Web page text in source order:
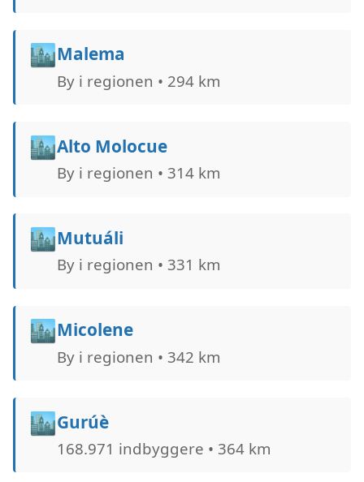
🏙️Malema
By i regionen • 294 km
🏙️Alto Molocue
By i regionen • 314 km
🏙️Mutuáli
By i regionen • 331 km
🏙️Micolene
By i regionen • 342 km
🏙️Gurúè
168.971 indbyggere • 364 km